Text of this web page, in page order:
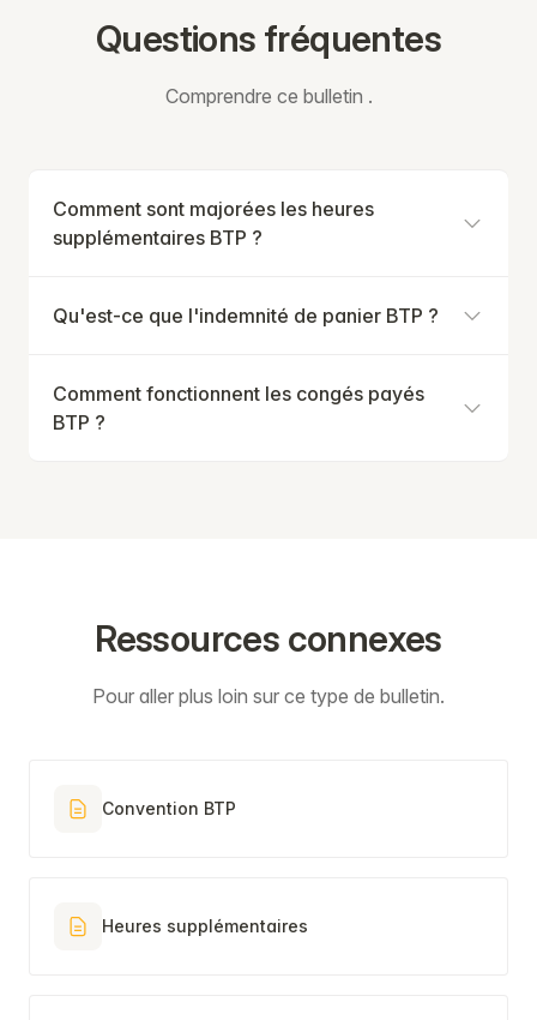
Questions fréquentes
Comprendre ce bulletin .
Comment sont majorées les heures
supplémentaires BTP ?
Qu'est-ce que l'indemnité de panier BTP ?
Comment fonctionnent les congés payés
BTP ?
Ressources connexes
Pour aller plus loin sur ce type de bulletin.
Convention BTP
Heures supplémentaires